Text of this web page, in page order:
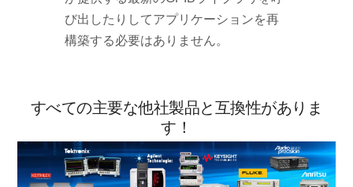
び出したりしてアプリケーションを再
構築する必要はありません。
すべての主要な他社製品と互換性がありま
す！